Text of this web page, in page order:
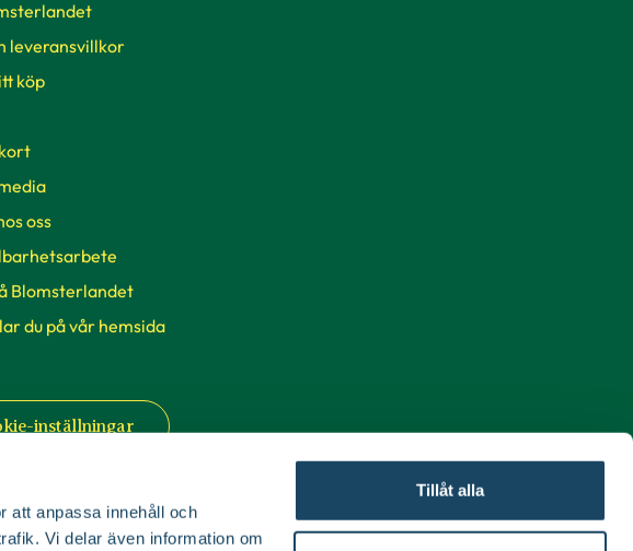
att anpassa innehåll och
Vi delar även information om
Tillåt alla
leveransvillkor
köp
oss
Blomsterlandet
du på vår hemsida
inställningar